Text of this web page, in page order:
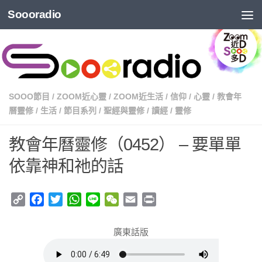
Soooradio
SOOO節目 / ZOOM近心靈 / ZOOM近生活 / 信仰 / 心靈 / 教會年
曆靈修 / 生活 / 節目系列 / 聖經與靈修 / 讀經 / 靈修
教會年曆靈修（0452） – 要單單
依靠神和祂的話
Copy
Facebook
TwitterWhatsApp
Line WeChat
Email
廣東話版